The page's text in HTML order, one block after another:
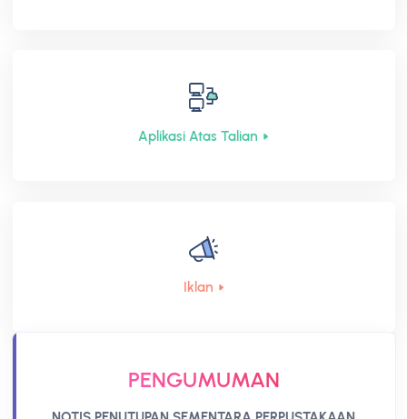
Aplikasi Atas Talian
Iklan
PENGUMUMAN